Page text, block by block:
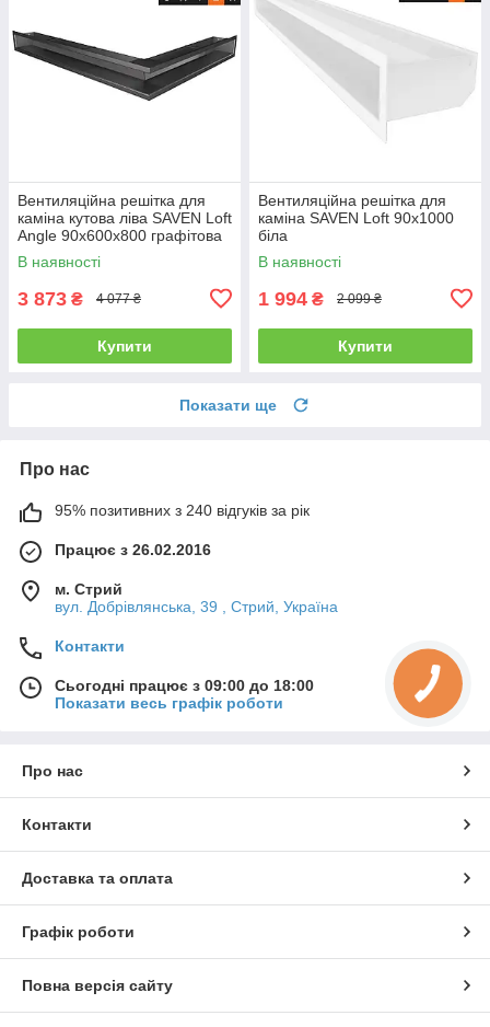
Вентиляційна решітка для
каміна кутова ліва SAVEN Loft
Angle 90х600х800 графітова
В наявності
3 873 ₴ 4 077 ₴
Купити
Вентиляційна решітка для
каміна SAVEN Loft 90х1000
біла
В наявності
1 994 ₴ 2 099 ₴
Купити
Показати ще
Про нас
95% позитивних з 240 відгуків за рік
Працює з 26.02.2016
м. Стрий
вул. Добрівлянська, 39 , Стрий, Україна
Контакти
Сьогодні працює з 09:00 до 18:00
Показати весь графік роботи
Про нас
Контакти
Доставка та оплата
Графік роботи
Повна версія сайту